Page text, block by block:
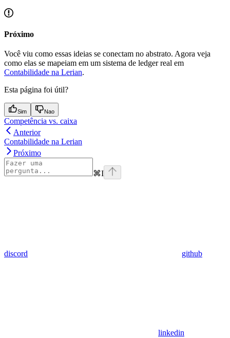
Próximo
Você viu como essas ideias se conectam no abstrato. Agora veja
como elas se mapeiam em um sistema de ledger real em
Contabilidade na Lerian.
Esta página foi útil?
Sim Nao
Competência vs. caixa
Anterior
Contabilidade na Lerian
Próximo
⌘I
discord github
linkedin